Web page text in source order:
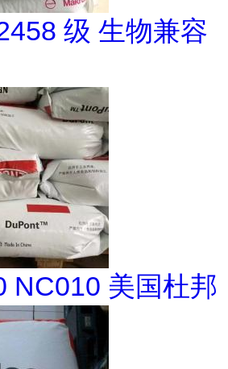
级 生物兼容
NC010 美国杜邦